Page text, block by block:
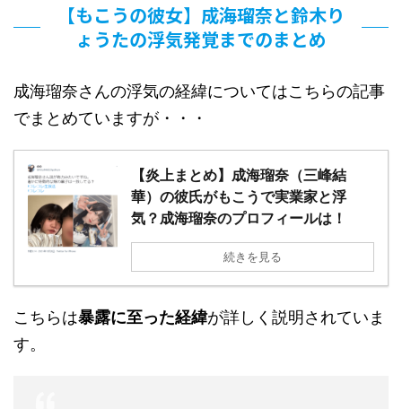
【もこうの彼女】成海瑠奈と鈴木り
ょうたの浮気発覚までのまとめ
成海瑠奈さんの浮気の経緯についてはこちらの記事
でまとめていますが・・・
【炎上まとめ】成海瑠奈（三峰結
華）の彼氏がもこうで実業家と浮
気？成海瑠奈のプロフィールは！
続きを見る
こちらは暴露に至った経緯が詳しく説明されていま
す。